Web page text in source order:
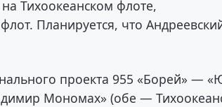
Тихоокеанском флоте,
Планируется, что
проекта 955 «Борей» —
Мономах» (обе —